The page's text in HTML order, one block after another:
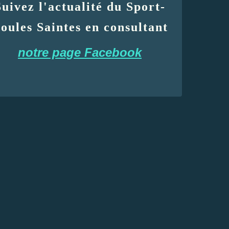
l'actualité du Sport-
Saintes en consultant
notre page Facebook